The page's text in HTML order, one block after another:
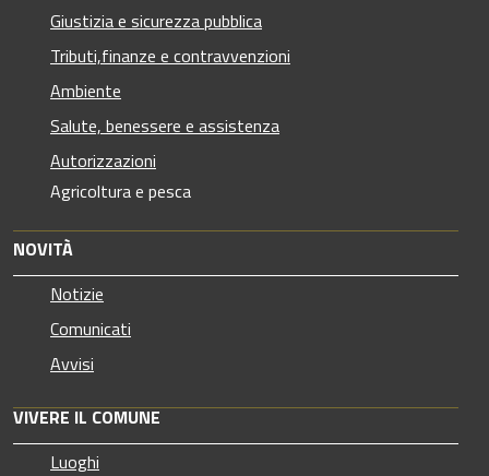
Giustizia e sicurezza pubblica
Tributi,finanze e contravvenzioni
Ambiente
Salute, benessere e assistenza
Autorizzazioni
Agricoltura e pesca
NOVITÀ
Notizie
Comunicati
Avvisi
VIVERE IL COMUNE
Luoghi